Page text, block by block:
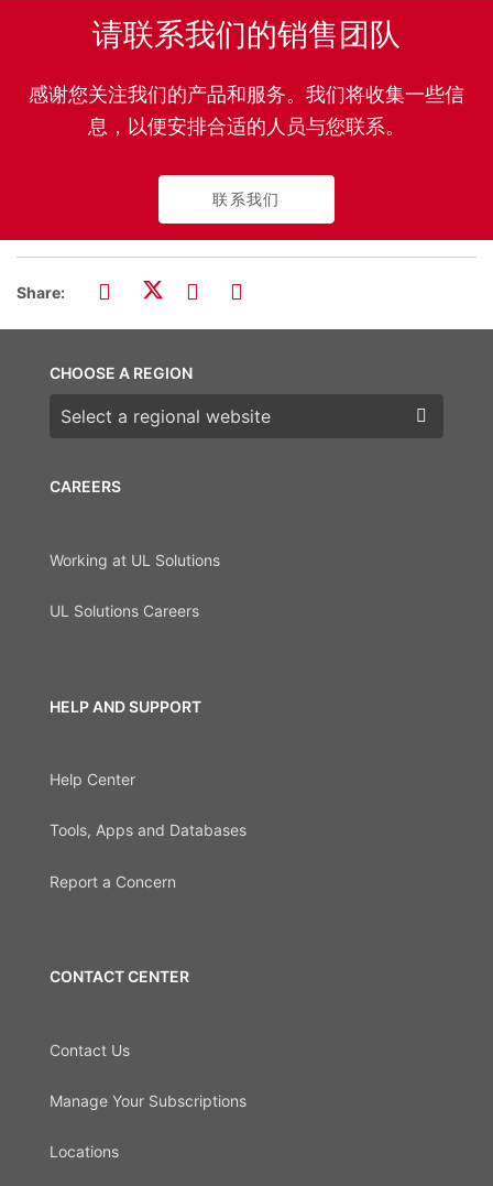
请联系我们的销售团队
感谢您关注我们的产品和服务。我们将收集一些信
息，以便安排合适的人员与您联系。
联系我们
Share:
CAREERS
Working at UL Solutions
UL Solutions Careers
HELP AND SUPPORT
Help Center
Tools, Apps and Databases
Report a Concern
CONTACT CENTER
Contact Us
Manage Your Subscriptions
Locations
CHOOSE A REGION
Choose a region